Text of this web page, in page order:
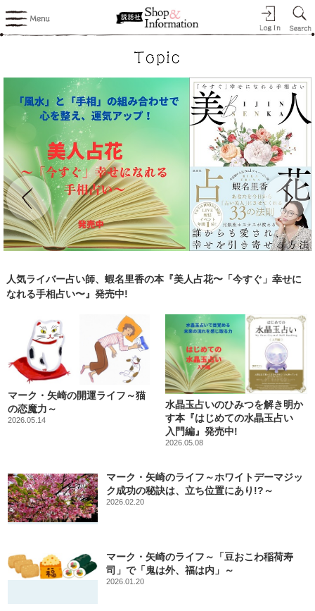
人気ライバー占い師、蝦名里香の本『美人占花〜「今すぐ」幸せに
なれる手相占い〜』発売中!
マーク・矢崎の開運ライフ～猫
の恋魔力～
2026.05.14
水晶玉占いのひみつを解き明か
す本『はじめての水晶玉占い
入門編』発売中!
2026.05.08
マーク・矢崎のライフ～ホワイトデーマジッ
ク成功の秘訣は、立ち位置にあり!?～
2026.02.20
マーク・矢崎のライフ～「豆おこわ稲荷寿
司」で「鬼は外、福は内」～
2026.01.20